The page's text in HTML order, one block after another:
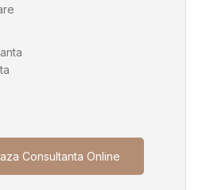
Consultanta Online